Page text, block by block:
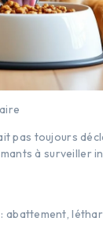
pas toujours
à surveiller
abattement,